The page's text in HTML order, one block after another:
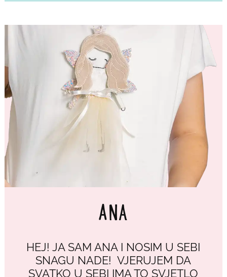
ANA
HEJ! JA SAM ANA I NOSIM U SEBI
SNAGU NADE! VJERUJEM DA
SVATKO U SEBI IMA TO SVJETLO